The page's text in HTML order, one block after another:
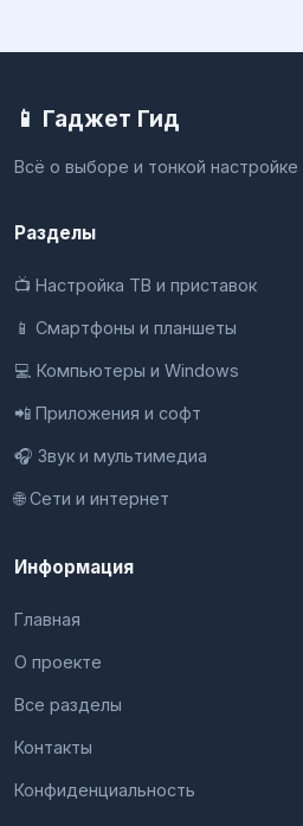
📱 Гаджет Гид
Всё о выборе и тонкой
Разделы
📺 Настройка ТВ и приставок
📱 Смартфоны и планшеты
💻 Компьютеры и Windows
📲 Приложения и софт
🎧 Звук и мультимедиа
🌐 Сети и интернет
Информация
Главная
О проекте
Все разделы
Контакты
Конфиденциальность